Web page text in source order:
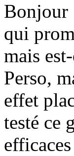
Bonjour
qui
mais
Perso,
effet
testé ce